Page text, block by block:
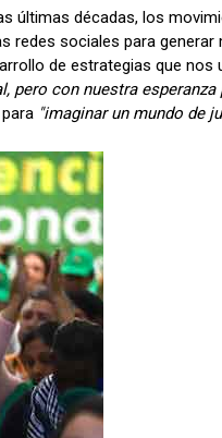
últimas décadas, los
redes sociales para
de estrategias que nos
pero con nuestra esperanza
"imaginar un mundo de